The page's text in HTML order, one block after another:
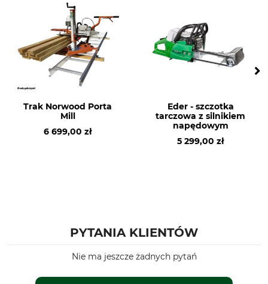
Trak Norwood Porta
Mill
6 699,00 zł
Eder - szczotka
tarczowa z silnikiem
napędowym
5 299,00 zł
PYTANIA KLIENTÓW
Nie ma jeszcze żadnych pytań